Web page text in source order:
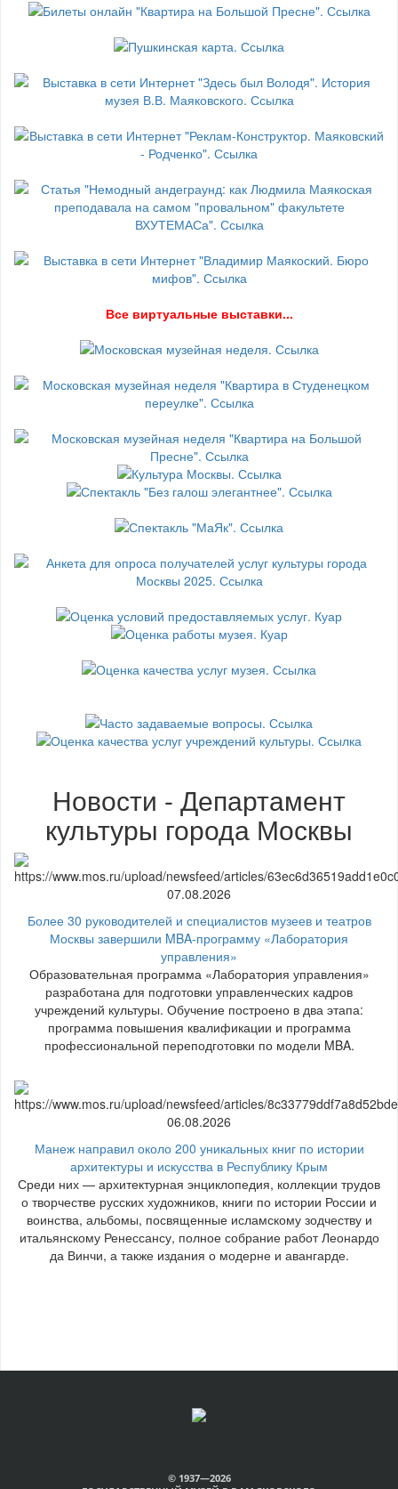
Все виртуальные выставки...
Новости - Департамент
культуры города Москвы
07.08.2026
Более 30 руководителей и специалистов музеев и театров
Москвы завершили MBA-программу «Лаборатория
управления»
Образовательная программа «Лаборатория управления»
разработана для подготовки управленческих кадров
учреждений культуры. Обучение построено в два этапа:
программа повышения квалификации и программа
профессиональной переподготовки по модели MBA.
06.08.2026
Манеж направил около 200 уникальных книг по истории
архитектуры и искусства в Республику Крым
Среди них — архитектурная энциклопедия, коллекции трудов
о творчестве русских художников, книги по истории России и
воинства, альбомы, посвященные исламскому зодчеству и
итальянскому Ренессансу, полное собрание работ Леонардо
да Винчи, а также издания о модерне и авангарде.
© 1937—2026